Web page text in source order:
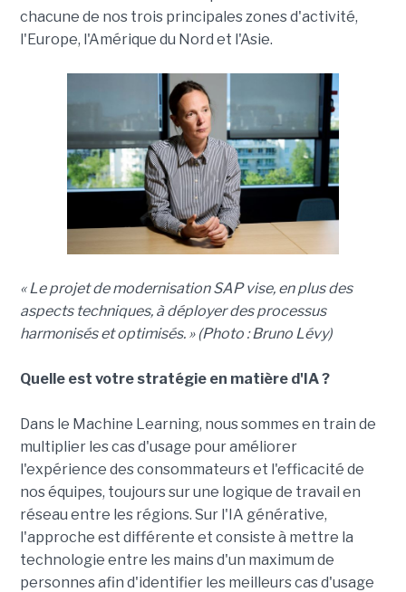
chacune de nos trois principales zones d'activité,
l'Europe, l'Amérique du Nord et l'Asie.
« Le projet de modernisation SAP vise, en plus des
aspects techniques, à déployer des processus
harmonisés et optimisés. » (Photo : Bruno Lévy)
Quelle est votre stratégie en matière d'IA ?
Dans le Machine Learning, nous sommes en train de
multiplier les cas d'usage pour améliorer
l'expérience des consommateurs et l'efficacité de
nos équipes, toujours sur une logique de travail en
réseau entre les régions. Sur l'IA générative,
l'approche est différente et consiste à mettre la
technologie entre les mains d'un maximum de
personnes afin d'identifier les meilleurs cas d'usage